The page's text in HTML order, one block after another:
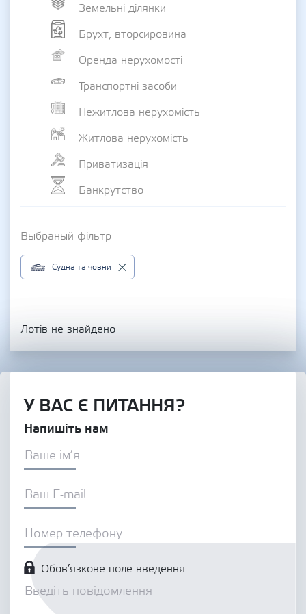
Земельні ділянки
Брухт, вторсировина
Оренда нерухомості
Транспортні засоби
Нежитлова нерухомість
Житлова нерухомість
Приватизація
Банкрутство
Выбраный фільтр
Судна та човни
Лотів не знайдено
У ВАС Є ПИТАННЯ?
Напишіть нам
Обов’язкове поле введення